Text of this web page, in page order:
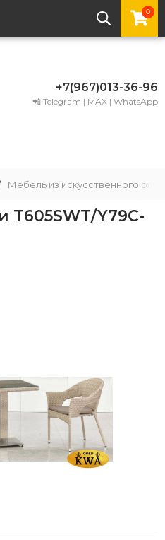
0
+7(967)013-36-96
📲 Telegram | MAX | WhatsApp
Мебель из искусственного
T605SWT/Y79C-